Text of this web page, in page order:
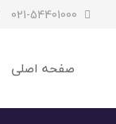
021-54401000
صفحه اصلی